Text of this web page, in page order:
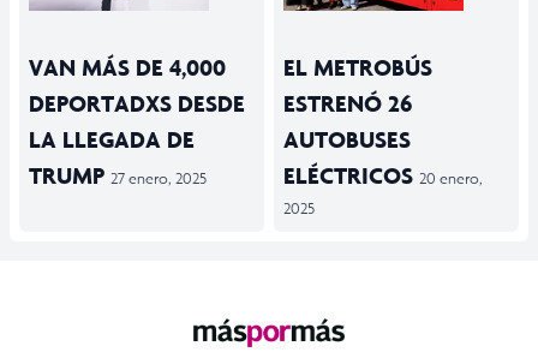
VAN MÁS DE 4,000
DEPORTADXS DESDE
LA LLEGADA DE
TRUMP 27 enero, 2025
EL METROBÚS
ESTRENÓ 26
AUTOBUSES
ELÉCTRICOS 20 enero,
2025